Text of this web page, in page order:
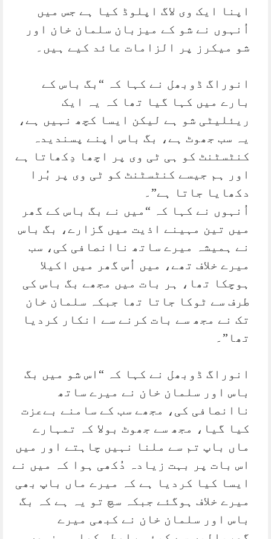
اپنا ایک وی لاگ اپلوڈ کیا ہے جس میں
اُنہوں نے شو کے میزبان سلمان خان اور
شو میکرز پر الزامات عائد کیے ہیں۔
انوراگ ڈوبھل نے کہا کہ “بگ باس کے
بارے میں کہا گیا تھا کہ یہ ایک
ریئلیٹی شو ہے لیکن ایسا کچھ نہیں ہے،
یہ سب جھوٹ ہے، بگ باس اپنے پسندیدہ
کنٹسٹنٹ کو ہی ٹی وی پر اچھا دِکھاتا ہے
اور ہم جیسے کنٹسٹنٹ کو ٹی وی پر بُرا
دکھایا جاتا ہے”۔
اُنہوں نے کہا کہ “میں نے بگ باس کے گھر
میں تین مہینے اذیت میں گزارے، بگ باس
نے ہمیشہ میرے ساتھ ناانصافی کی، سب
میرے خلاف تھے، میں اُس گھر میں اکیلا
ہوچکا تھا، ہر بات میں مجھے بگ باس کی
طرف سے ٹوکا جاتا تھا جبکہ سلمان خان
تک نے مجھ سے بات کرنے سے انکار کردیا
تھا”۔
انوراگ ڈوبھل نے کہا کہ “اس شو میں بگ
باس اور سلمان خان نے میرے ساتھ
ناانصافی کی، مجھے سب کے سامنے بےعزت
کیا گیا، مجھ سے جھوٹ بولا کہ تمہارے
ماں باپ تم سے ملنا نہیں چاہتے اور میں
اس بات پر بہت زیادہ دُکھی ہوا کہ میں نے
ایسا کیا کردیا ہے کہ میرے ماں باپ بھی
میرے خلاف ہوگئے جبکہ سچ تو یہ ہے کہ بگ
باس اور سلمان خان نے کبھی میرے